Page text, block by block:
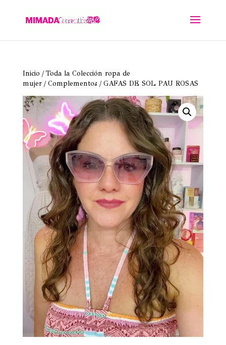
Inicio /Toda la Colección ropa de
mujer/Complementos / GAFAS DE SOL PAU ROSAS